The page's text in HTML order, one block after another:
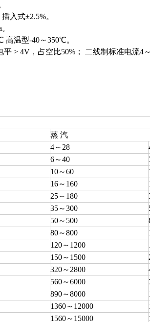
入式±2.5%。
高温型-40～350℃。
> 4V，占空比50%； 二线制标准电流4
蒸 汽
4～28
6～40
10～60
16～160
25～180
35～300
50～500
80～800
120～1200
150～1500
320～2800
560～6000
890～8000
1360～12000
1560～15000